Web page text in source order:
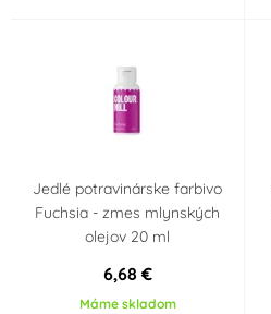
Jedlé potravinárske farbivo
Fuchsia - zmes mlynských
olejov 20 ml
6,68 €
Máme skladom